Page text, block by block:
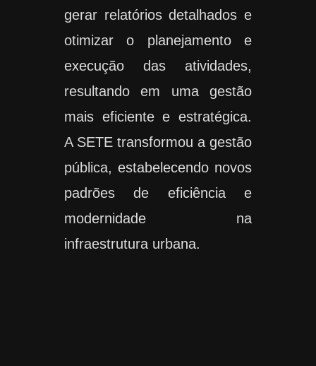
gerar relatórios detalhados e
otimizar o planejamento e
execução das atividades,
resultando em uma gestão
mais eficiente e estratégica.
A SETE transformou a gestão
pública, estabelecendo novos
padrões de eficiência e
modernidade na
infraestrutura urbana.